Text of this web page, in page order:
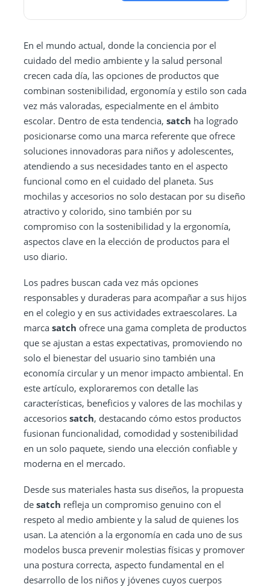
En el mundo actual, donde la conciencia por el
cuidado del medio ambiente y la salud personal
crecen cada día, las opciones de productos que
combinan sostenibilidad, ergonomía y estilo son cada
vez más valoradas, especialmente en el ámbito
escolar. Dentro de esta tendencia, satch ha logrado
posicionarse como una marca referente que ofrece
soluciones innovadoras para niños y adolescentes,
atendiendo a sus necesidades tanto en el aspecto
funcional como en el cuidado del planeta. Sus
mochilas y accesorios no solo destacan por su diseño
atractivo y colorido, sino también por su
compromiso con la sostenibilidad y la ergonomía,
aspectos clave en la elección de productos para el
uso diario.
Los padres buscan cada vez más opciones
responsables y duraderas para acompañar a sus hijos
en el colegio y en sus actividades extraescolares. La
marca satch ofrece una gama completa de productos
que se ajustan a estas expectativas, promoviendo no
solo el bienestar del usuario sino también una
economía circular y un menor impacto ambiental. En
este artículo, exploraremos con detalle las
características, beneficios y valores de las mochilas y
accesorios satch, destacando cómo estos productos
fusionan funcionalidad, comodidad y sostenibilidad
en un solo paquete, siendo una elección confiable y
moderna en el mercado.
Desde sus materiales hasta sus diseños, la propuesta
de satch refleja un compromiso genuino con el
respeto al medio ambiente y la salud de quienes los
usan. La atención a la ergonomía en cada uno de sus
modelos busca prevenir molestias físicas y promover
una postura correcta, aspecto fundamental en el
desarrollo de los niños y jóvenes cuyos cuerpos